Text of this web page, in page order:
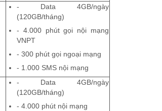
-
Data 4GB/ngày
(120GB/tháng)
- 4.000 phút gọi nội mạng
VNPT
- 300 phút gọi ngoại mạng
- 1.000 SMS nội mạng
- Data 4GB/ngày
(120GB/tháng)
- 4.000 phút nội mạng